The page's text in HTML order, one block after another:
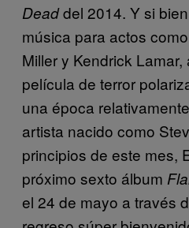
Deaddel 2014. Y si
música para actos
Miller y Kendrick
película de terror
una época
artista nacido como
principios de este mes,
próximo sexto álbum
el 24 de mayo a través